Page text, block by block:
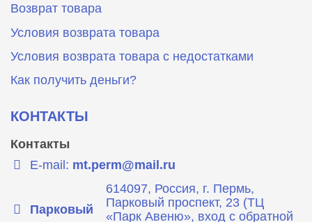
Возврат товара
Условия возврата товара
Условия возврата товара с недостатками
Как получить деньги?
КОНТАКТЫ
Контакты
E-mail: mt.perm@mail.ru
Парковый
614097, Россия, г. Пермь,
Парковый проспект, 23 (ТЦ
«Парк Авеню», вход с обратной